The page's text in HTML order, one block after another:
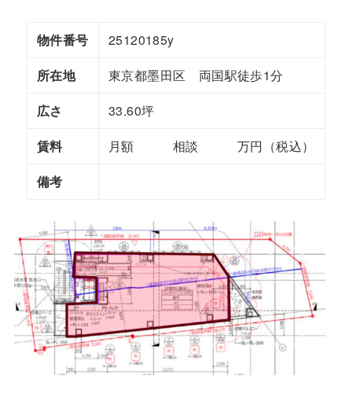
物件番号
25120185y
所在地
東京都墨田区 両国駅徒歩1分
広さ
33.60坪
賃料
月額 相談 万円（税込）
備考